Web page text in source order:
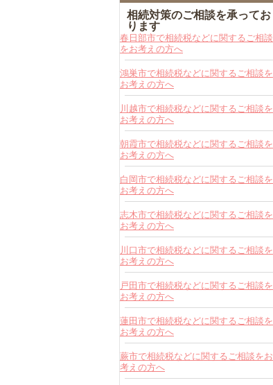
相続対策のご相談を承ってお
ります
春日部市で相続税などに関するご相談
をお考えの方へ
鴻巣市で相続税などに関するご相談を
お考えの方へ
川越市で相続税などに関するご相談を
お考えの方へ
朝霞市で相続税などに関するご相談を
お考えの方へ
白岡市で相続税などに関するご相談を
お考えの方へ
志木市で相続税などに関するご相談を
お考えの方へ
川口市で相続税などに関するご相談を
お考えの方へ
戸田市で相続税などに関するご相談を
お考えの方へ
蓮田市で相続税などに関するご相談を
お考えの方へ
蕨市で相続税などに関するご相談をお
考えの方へ